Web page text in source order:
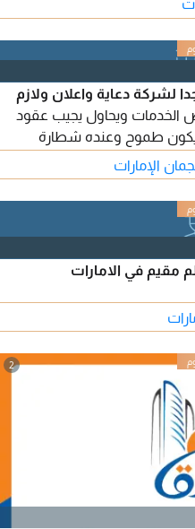
دعاية واعلان ولازم
الخدمات ويحاول يجيب عقود
طموح وعنده شطارة
المكتب
الإمارات
مقيم في الامارات
2